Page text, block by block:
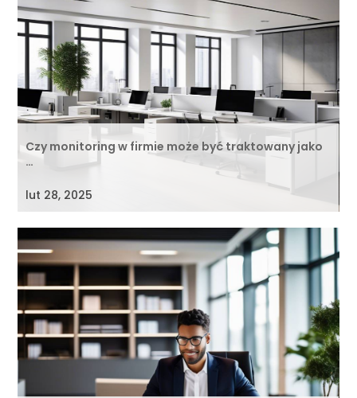
Czy monitoring w firmie może być traktowany jako
…
lut 28, 2025